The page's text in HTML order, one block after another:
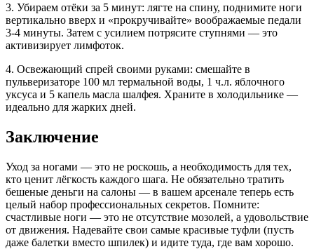
3. Убираем отёки за 5 минут: лягте на спину, поднимите ноги
вертикально вверх и «прокручивайте» воображаемые педали
3-4 минуты. Затем с усилием потрясите ступнями — это
активизирует лимфоток.
4. Освежающий спрей своими руками: смешайте в
пульверизаторе 100 мл термальной воды, 1 ч.л. яблочного
уксуса и 5 капель масла шалфея. Храните в холодильнике —
идеально для жарких дней.
Заключение
Уход за ногами — это не роскошь, а необходимость для тех,
кто ценит лёгкость каждого шага. Не обязательно тратить
бешеные деньги на салоны — в вашем арсенале теперь есть
целый набор профессиональных секретов. Помните:
счастливые ноги — это не отсутствие мозолей, а удовольствие
от движения. Надевайте свои самые красивые туфли (пусть
даже балетки вместо шпилек) и идите туда, где вам хорошо.